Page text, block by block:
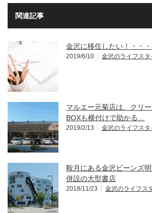
関連記事
金沢に移住したい！・・
2019/6/10 金沢のライフスタ
マルエー元菊店は、クリ
BOXも横付けで助かる…
2019/2/13 金沢のライフスタ
鞍月にある金沢ビーンズ
併設の大型書店
2018/11/23 金沢のライフス